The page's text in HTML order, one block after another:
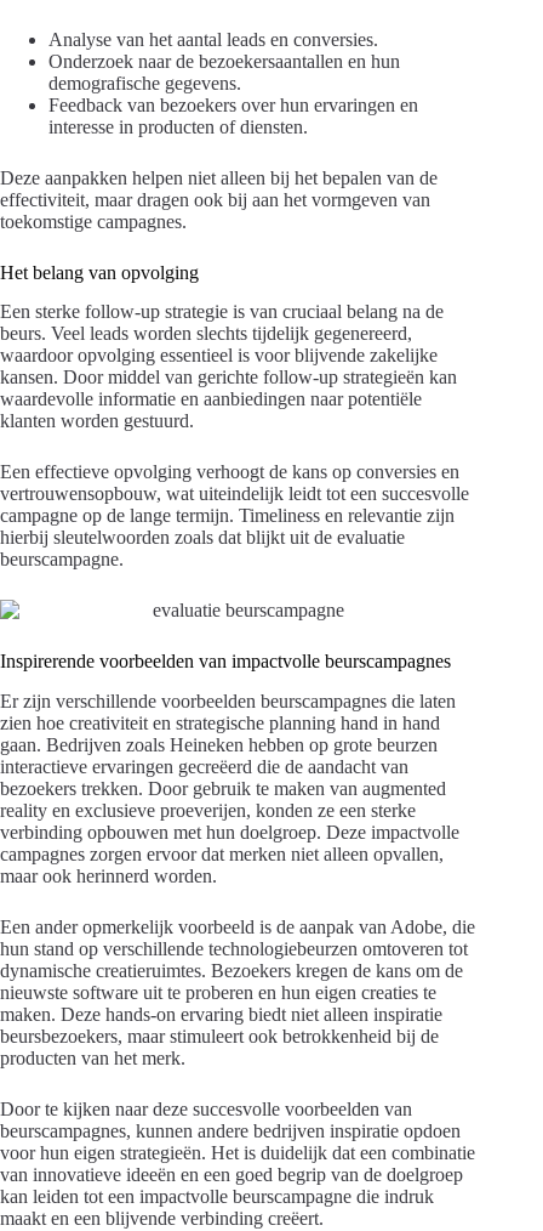
Analyse van het aantal leads en conversies.
Onderzoek naar de bezoekersaantallen en hun
demografische gegevens.
Feedback van bezoekers over hun ervaringen en
interesse in producten of diensten.
Deze aanpakken helpen niet alleen bij het bepalen van de
effectiviteit, maar dragen ook bij aan het vormgeven van
toekomstige campagnes.
Het belang van opvolging
Een sterke follow-up strategie is van cruciaal belang na de
beurs. Veel leads worden slechts tijdelijk gegenereerd,
waardoor opvolging essentieel is voor blijvende zakelijke
kansen. Door middel van gerichte follow-up strategieën kan
waardevolle informatie en aanbiedingen naar potentiële
klanten worden gestuurd.
Een effectieve opvolging verhoogt de kans op conversies en
vertrouwensopbouw, wat uiteindelijk leidt tot een succesvolle
campagne op de lange termijn. Timeliness en relevantie zijn
hierbij sleutelwoorden zoals dat blijkt uit de evaluatie
beurscampagne.
Inspirerende voorbeelden van impactvolle beurscampagnes
Er zijn verschillende voorbeelden beurscampagnes die laten
zien hoe creativiteit en strategische planning hand in hand
gaan. Bedrijven zoals Heineken hebben op grote beurzen
interactieve ervaringen gecreëerd die de aandacht van
bezoekers trekken. Door gebruik te maken van augmented
reality en exclusieve proeverijen, konden ze een sterke
verbinding opbouwen met hun doelgroep. Deze impactvolle
campagnes zorgen ervoor dat merken niet alleen opvallen,
maar ook herinnerd worden.
Een ander opmerkelijk voorbeeld is de aanpak van Adobe, die
hun stand op verschillende technologiebeurzen omtoveren tot
dynamische creatieruimtes. Bezoekers kregen de kans om de
nieuwste software uit te proberen en hun eigen creaties te
maken. Deze hands-on ervaring biedt niet alleen inspiratie
beursbezoekers, maar stimuleert ook betrokkenheid bij de
producten van het merk.
Door te kijken naar deze succesvolle voorbeelden van
beurscampagnes, kunnen andere bedrijven inspiratie opdoen
voor hun eigen strategieën. Het is duidelijk dat een combinatie
van innovatieve ideeën en een goed begrip van de doelgroep
kan leiden tot een impactvolle beurscampagne die indruk
maakt en een blijvende verbinding creëert.